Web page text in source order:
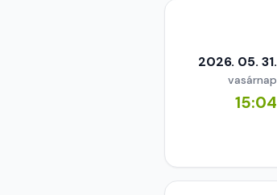
2026. 05. 31.
vasárnap
15:04